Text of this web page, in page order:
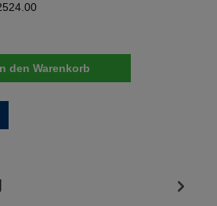
Gib den gewünschten
den Warenkorb